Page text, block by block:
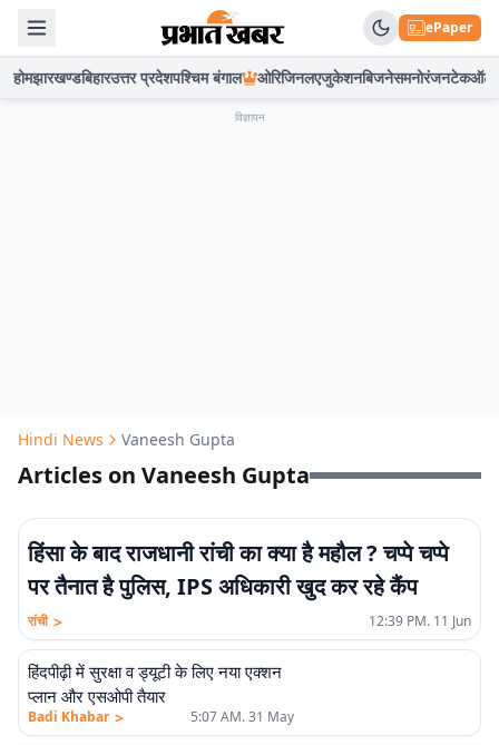
ePaper
होमझारखण्डबिहारउत्तर प्रदेशपश्चिम बंगाल ओरिजिनलएजुकेशनबिजनेसमनोरंजनटेकऑटो
विज्ञापन
Hindi News Vaneesh Gupta
Articles on Vaneesh Gupta
हिंसा के बाद राजधानी रांची का क्या है महौल ? चप्पे चप्पे
पर तैनात है पुलिस, IPS अधिकारी खुद कर रहे कैंप
रांची > 12:39 PM. 11 Jun
हिंदपीढ़ी में सुरक्षा व ड्यूटी के लिए नया एक्शन
प्लान और एसओपी तैयार
Badi Khabar > 5:07 AM. 31 May